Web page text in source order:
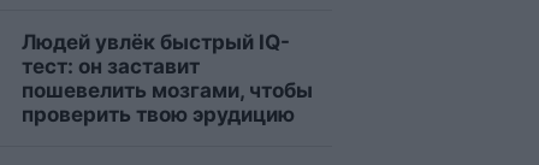
Людей увлёк быстрый IQ-
тест: он заставит
пошевелить мозгами, чтобы
проверить твою эрудицию